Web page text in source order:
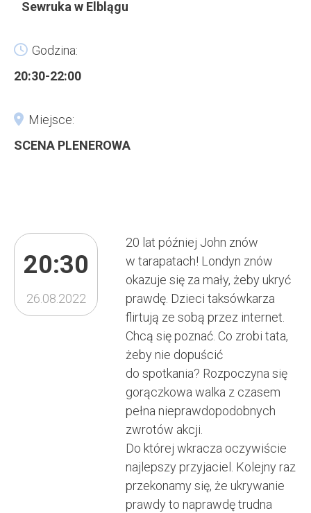
Sewruka w Elblągu
Godzina:
20:30-22:00
Miejsce:
SCENA PLENEROWA
20:30
26.08.2022
20 lat później John znów
w tarapatach! Londyn znów
okazuje się za mały, żeby ukryć
prawdę. Dzieci taksówkarza
flirtują ze sobą przez internet.
Chcą się poznać. Co zrobi tata,
żeby nie dopuścić
do spotkania? Rozpoczyna się
gorączkowa walka z czasem
pełna nieprawdopodobnych
zwrotów akcji.
Do której wkracza oczywiście
najlepszy przyjaciel. Kolejny raz
przekonamy się, że ukrywanie
prawdy to naprawdę trudna